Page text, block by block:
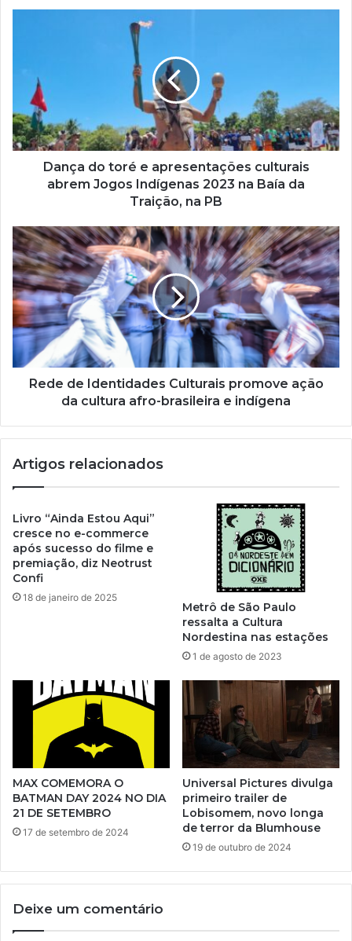
e
r
e
e
m
a
i
l
Dança do toré e apresentações culturais
abrem Jogos Indígenas 2023 na Baía da
Traição, na PB
Rede de Identidades Culturais promove ação
da cultura afro-brasileira e indígena
Artigos relacionados
Livro “Ainda Estou Aqui”
cresce no e-commerce
após sucesso do filme e
premiação, diz Neotrust
Confi
18 de janeiro de 2025
Metrô de São Paulo
ressalta a Cultura
Nordestina nas estações
1 de agosto de 2023
MAX COMEMORA O
BATMAN DAY 2024 NO DIA
21 DE SETEMBRO
17 de setembro de 2024
Universal Pictures divulga
primeiro trailer de
Lobisomem, novo longa
de terror da Blumhouse
19 de outubro de 2024
Deixe um comentário